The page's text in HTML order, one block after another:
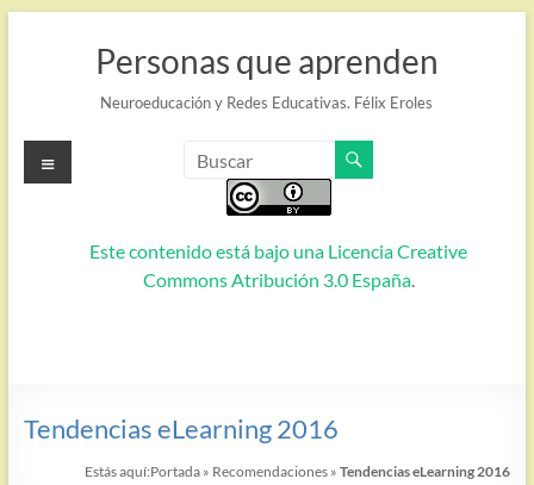
Personas que aprenden
Neuroeducación y Redes Educativas. Félix Eroles
Este contenido está bajo una Licencia Creative
Commons Atribución 3.0 España.
Menú
Tendencias eLearning 2016
Estás aquí:Portada » Recomendaciones »Tendencias eLearning 2016